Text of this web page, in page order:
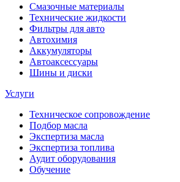
Смазочные материалы
Технические жидкости
Фильтры для авто
Автохимия
Аккумуляторы
Автоаксессуары
Шины и диски
Услуги
Техническое сопровождение
Подбор масла
Экспертиза масла
Экспертиза топлива
Аудит оборудования
Обучение